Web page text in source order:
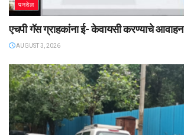
पनवेल
एचपी गॅस ग्राहकांना ई- केवायसी करण्याचे आवाहन
AUGUST 3, 2026